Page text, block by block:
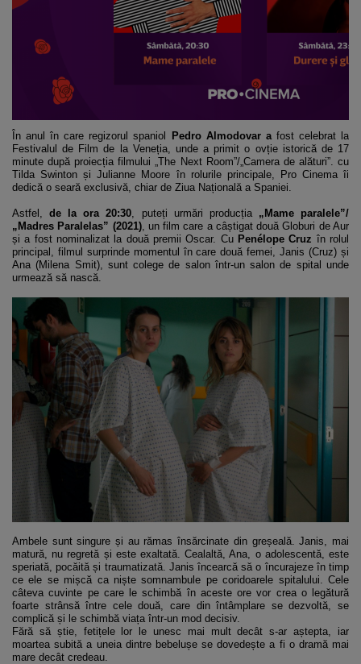
În anul în care regizorul spaniol Pedro Almodovar afost celebrat la
Festivalul de Film de la Veneția, unde a primit o ovție istorică de 17
minute după proiecția filmului „The Next Room”/„Camera de alături”. cu
Tilda Swinton și Julianne Moore în rolurile principale, Pro Cinema îi
dedică o seară exclusivă, chiar de Ziua Națională a Spaniei.
Astfel,de la ora 20:30, puteți urmări producția „Mame paralele”/
„Madres Paralelas” (2021), un film care a câștigat două Globuri de Aur
și a fost nominalizat la două premii Oscar. Cu Penélope Cruz în rolul
principal, filmul surprinde momentul în care două femei, Janis (Cruz) și
Ana (Milena Smit), sunt colege de salon într-un salon de spital unde
urmează să nască.
Ambele sunt singure și au rămas însărcinate din greșeală. Janis, mai
matură, nu regretă și este exaltată. Cealaltă, Ana, o adolescentă, este
speriată, pocăită și traumatizată. Janis încearcă să o încurajeze în timp
ce ele se mișcă ca niște somnambule pe coridoarele spitalului. Cele
câteva cuvinte pe care le schimbă în aceste ore vor crea o legătură
foarte strânsă între cele două, care din întâmplare se dezvoltă, se
complică și le schimbă viața într-un mod decisiv.
Fără să știe, fetițele lor le unesc mai mult decât s-ar aștepta, iar
moartea subită a uneia dintre bebelușe se dovedește a fi o dramă mai
mare decât credeau.